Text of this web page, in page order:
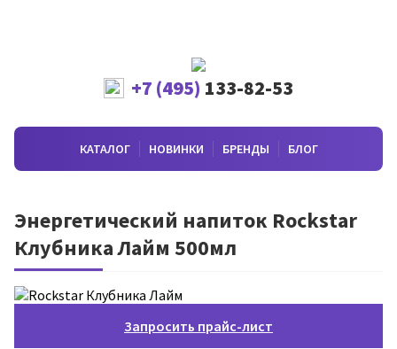
+7 (495) 133-82-53
КАТАЛОГ НОВИНКИ БРЕНДЫ БЛОГ
Энергетический напиток Rockstar
Клубника Лайм 500мл
Запросить прайс-лист